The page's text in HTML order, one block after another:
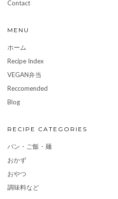
Contact
MENU
ホーム
Recipe Index
VEGAN弁当
Reccomended
Blog
RECIPE CATEGORIES
パン・ご飯・麺
おかず
おやつ
調味料など